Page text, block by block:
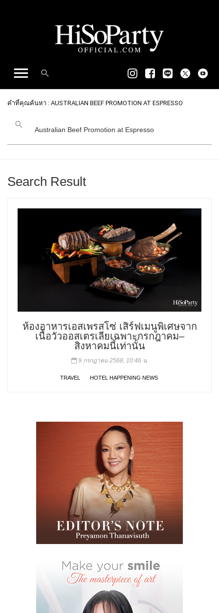
คำที่คุณค้นหา : AUSTRALIAN BEEF PROMOTION AT ESPRESSO
Search Result
ห้องอาหารเอสเพรสโซ่ เสิร์ฟเมนูพิเศษจาก
เนื้อวัวออสเตรเลียเฉพาะกรกฎาคม–
สิงหาคมนี้เท่านั้น
9 กรกฎาคม 2568, 10:46 น.
TRAVEL HOTEL HAPPENING NEWS